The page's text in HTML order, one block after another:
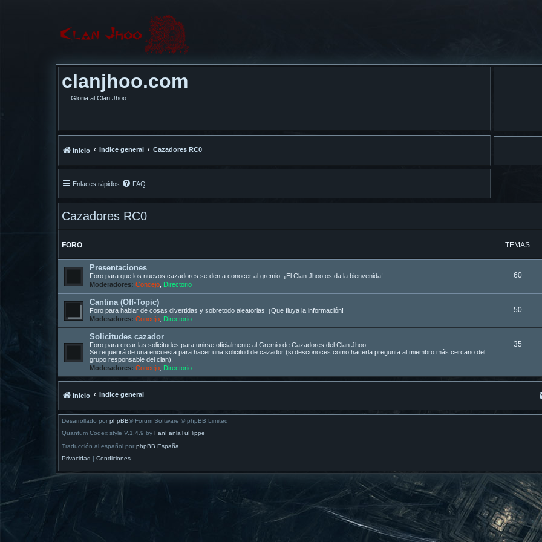
clanjhoo.com
Gloria al Clan Jhoo
Inicio Índice general Cazadores RC0
Enlaces rápidos FAQ
Cazadores RC0
FORO TEMAS
Presentaciones
Foro para que los nuevos cazadores se den a conocer al gremio. ¡El Clan Jhoo os da la bienvenida!
Moderadores: Concejo Directorio
60
Cantina (Off-Topic)
Foro para hablar de cosas divertidas y sobretodo aleatorias. ¡Que fluya la información!
Moderadores: Concejo Directorio
50
Solicitudes cazador
Foro para crear las solicitudes para unirse oficialmente al Gremio de Cazadores del Clan Jhoo.
Se requerirá de una encuesta para hacer una solicitud de cazador (si desconoces como hacerla pregunta al miembro más cercano del
grupo responsable del clan).
Moderadores: Concejo Directorio
35
Inicio Índice general
Desarrollado por phpBB® Forum Software © phpBB Limited
Quantum Codex style V.1.4.9 by FanFanlaTuFlippe
Traducción al español por phpBB España
Privacidad | Condiciones